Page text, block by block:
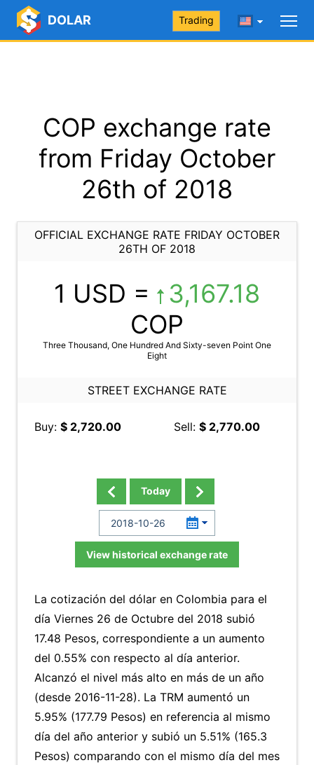
DOLAR Trading
COP exchange rate
from Friday October
26th of 2018
OFFICIAL EXCHANGE RATE FRIDAY OCTOBER
26TH OF 2018
1 USD =
3,167.18
COP
Three Thousand, One Hundred And Sixty-seven Point One
Eight
STREET EXCHANGE RATE
Buy: $ 2,720.00 Sell: $ 2,770.00
Today
View historical exchange rate
La cotización del dólar en Colombia para el
día Viernes 26 de Octubre del 2018 subió
17.48 Pesos, correspondiente a un aumento
del 0.55% con respecto al día anterior.
Alcanzó el nivel más alto en más de un año
(desde 2016-11-28). La TRM aumentó un
5.95% (177.79 Pesos) en referencia al mismo
día del año anterior y subió un 5.51% (165.3
Pesos) comparando con el mismo día del mes